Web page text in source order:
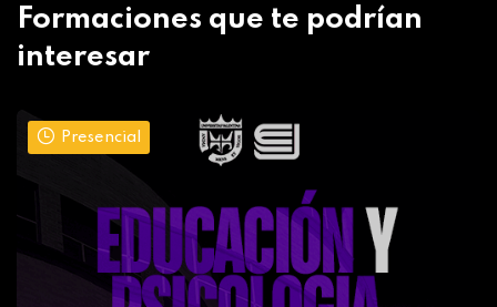
Formaciones que te podrían
interesar
Presencial